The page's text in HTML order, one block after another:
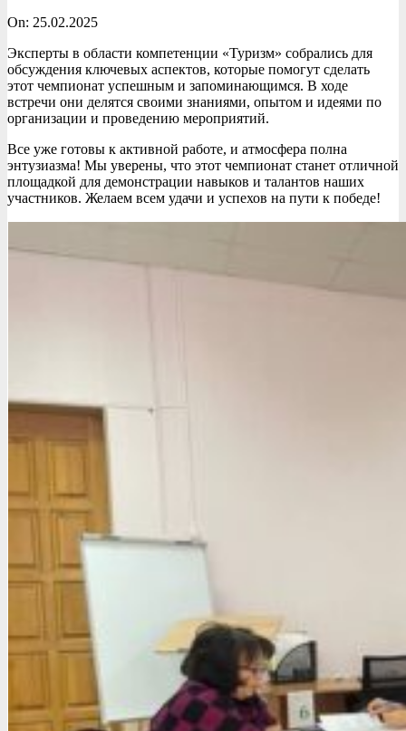
On: 25.02.2025
Эксперты в области компетенции «Туризм» собрались для
обсуждения ключевых аспектов, которые помогут сделать
этот чемпионат успешным и запоминающимся. В ходе
встречи они делятся своими знаниями, опытом и идеями по
организации и проведению мероприятий.️
Все уже готовы к активной работе, и атмосфера полна
энтузиазма! Мы уверены, что этот чемпионат станет отличной
площадкой для демонстрации навыков и талантов наших
участников. Желаем всем удачи и успехов на пути к победе!